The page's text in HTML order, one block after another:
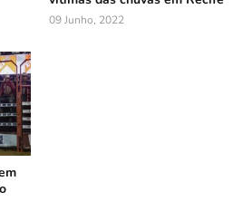
09 Junho, 2022